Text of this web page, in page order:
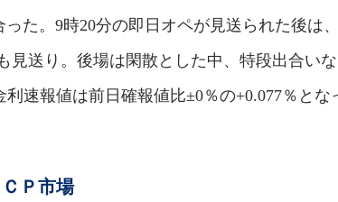
った。9時20分の即日オペが見送られた後は
見送り。後場は閑散とした中、特段出合い
利速報値は前日確報値比±0％の+0.077％とな
ＣＰ市場